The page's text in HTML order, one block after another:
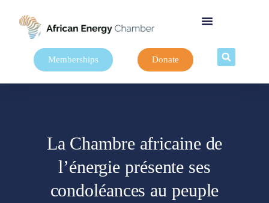
Memberships Donate
La Chambre africaine de
l’énergie présente ses
condoléances au peuple